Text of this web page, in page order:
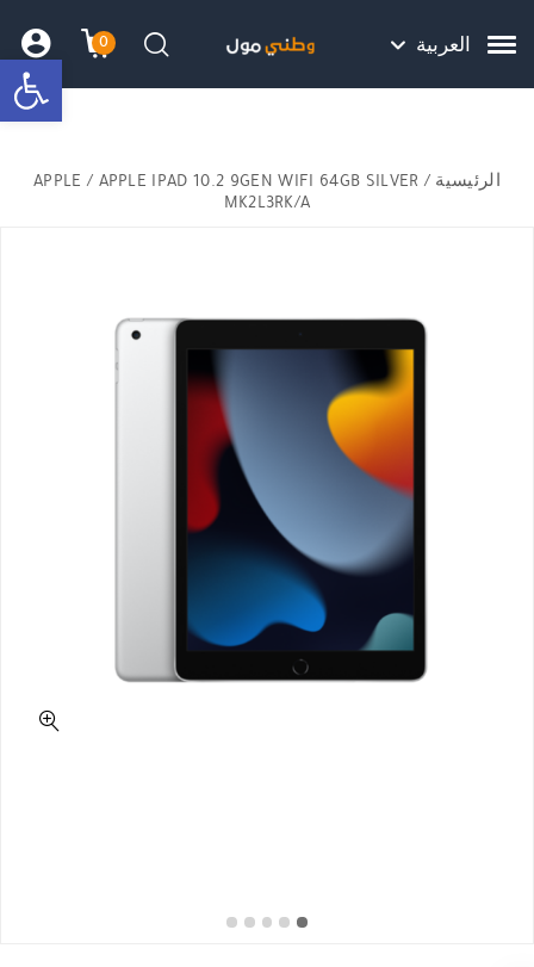
هل نزلت التطبيق ليصلك كل جديد ؟
العربية 0
עגלתחיפוש
الرئيسية /
APPLE / APPLE IPAD 10.2 9GEN WIFI 64GB SILVER
MK2L3RK/A